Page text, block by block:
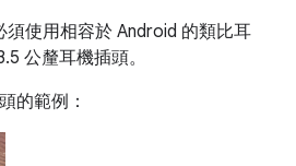
須使用相容於 Android 的類比耳
公釐耳機插頭。
的範例：